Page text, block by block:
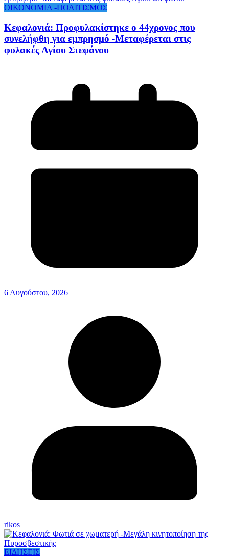
ΟΙΚΟΝΟΜΙΑ -ΠΟΛΙΤΙΣΜΟΣ
Κεφαλονιά: Προφυλακίστηκε ο 44χρονος που
συνελήφθη για εμπρησμό -Μεταφέρεται στις
φυλακές Αγίου Στεφάνου
6 Αυγούστου, 2026
rikos
ΕΙΔΗΣΕΙΣ